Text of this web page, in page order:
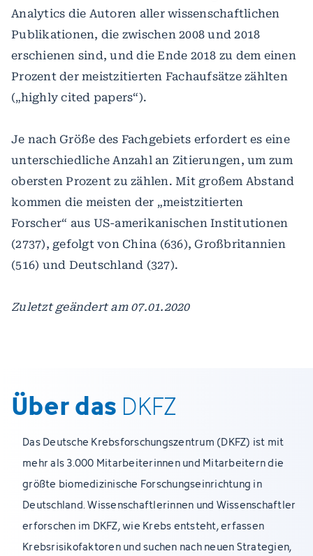
Analytics die Autoren aller wissenschaftlichen
Publikationen, die zwischen 2008 und 2018
erschienen sind, und die Ende 2018 zu dem einen
Prozent der meistzitierten Fachaufsätze zählten
(„highly cited papers“).
Je nach Größe des Fachgebiets erfordert es eine
unterschiedliche Anzahl an Zitierungen, um zum
obersten Prozent zu zählen. Mit großem Abstand
kommen die meisten der „meistzitierten
Forscher“ aus US-amerikanischen Institutionen
(2737), gefolgt von China (636), Großbritannien
(516) und Deutschland (327).
Zuletzt geändert am 07.01.2020
Über das DKFZ
Das Deutsche Krebsforschungszentrum (DKFZ) ist mit
mehr als 3.000 Mitarbeiterinnen und Mitarbeitern die
größte biomedizinische Forschungseinrichtung in
Deutschland. Wissenschaftlerinnen und Wissenschaftler
erforschen im DKFZ, wie Krebs entsteht, erfassen
Krebsrisikofaktoren und suchen nach neuen Strategien,